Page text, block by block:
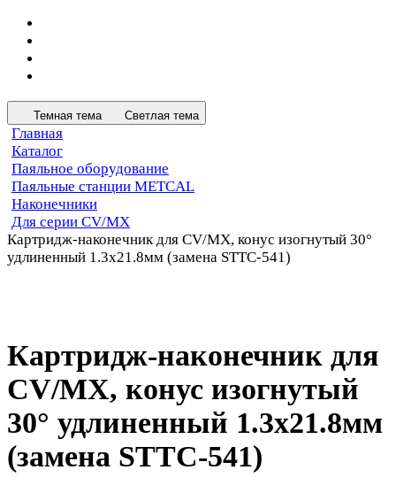
Темная тема Светлая тема
Главная
Каталог
Паяльное оборудование
Паяльные станции METCAL
Наконечники
Для серии CV/MX
Картридж-наконечник для СV/MX, конус изогнутый 30°
удлиненный 1.3х21.8мм (замена STTC-541)
Картридж-наконечник для
СV/MX, конус изогнутый
30° удлиненный 1.3х21.8мм
(замена STTC-541)